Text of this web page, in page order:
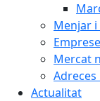
Menjar
Mercat
Actualitat